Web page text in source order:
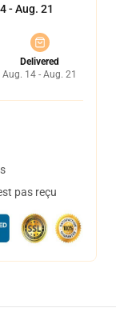
- Aug. 21
Delivered
Aug. 14 - Aug. 21
pas reçu